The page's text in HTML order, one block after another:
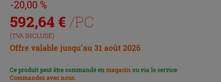
-20,00 %
592,64 € /PC
(TVA INCLUSE)
Offre valable jusqu’au 31 août 2026
Ce produit peut être commandé en magasin ou via le service
Commandez avec nous.